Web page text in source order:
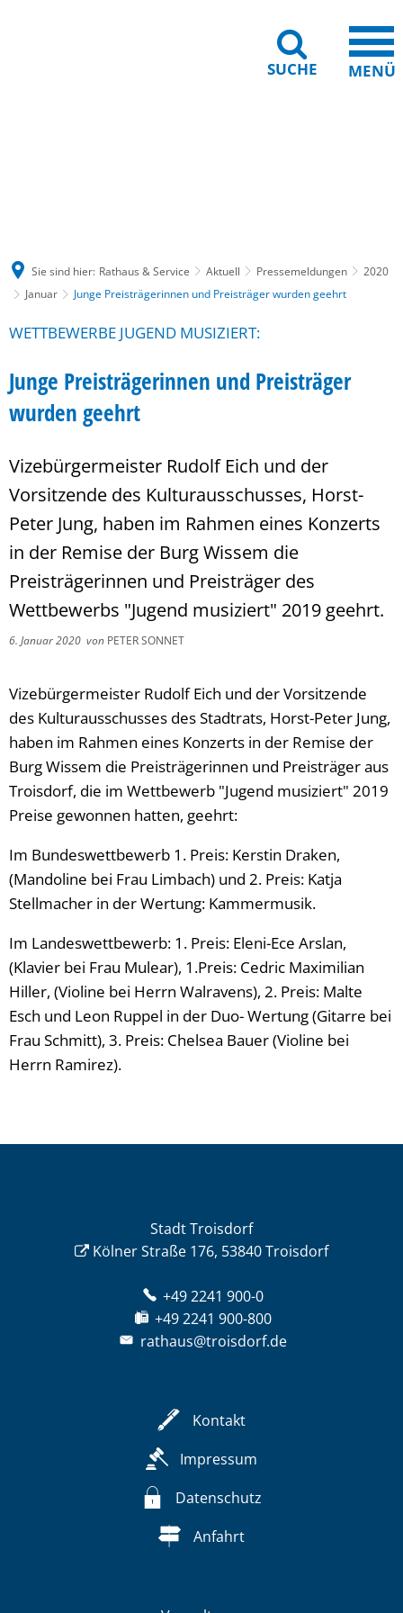
SUCHE MENÜ
Sie sind hier: Rathaus & Service Aktuell Pressemeldungen
2020
Januar
Junge Preisträgerinnen und Preisträger wurden geehrt
WETTBEWERBE JUGEND MUSIZIERT:
Junge Preisträgerinnen und Preisträger
wurden geehrt
Vizebürgermeister Rudolf Eich und der
Vorsitzende des Kulturausschusses, Horst-
Peter Jung, haben im Rahmen eines Konzerts
in der Remise der Burg Wissem die
Preisträgerinnen und Preisträger des
Wettbewerbs "Jugend musiziert" 2019 geehrt.
6. Januar 2020 von PETER SONNET
Vizebürgermeister Rudolf Eich und der Vorsitzende
des Kulturausschusses des Stadtrats, Horst-Peter Jung,
haben im Rahmen eines Konzerts in der Remise der
Burg Wissem die Preisträgerinnen und Preisträger aus
Troisdorf, die im Wettbewerb "Jugend musiziert" 2019
Preise gewonnen hatten, geehrt:
Im Bundeswettbewerb 1. Preis: Kerstin Draken,
(Mandoline bei Frau Limbach) und 2. Preis: Katja
Stellmacher in der Wertung: Kammermusik.
Im Landeswettbewerb: 1. Preis: Eleni-Ece Arslan,
(Klavier bei Frau Mulear), 1.Preis: Cedric Maximilian
Hiller, (Violine bei Herrn Walravens), 2. Preis: Malte
Esch und Leon Ruppel in der Duo- Wertung (Gitarre bei
Frau Schmitt), 3. Preis: Chelsea Bauer (Violine bei
Herrn Ramirez).
Stadt Troisdorf
Kölner Straße 176, 53840 Troisdorf
+49 2241 900-0
+49 2241 900-800
rathaus@troisdorf.de
Kontakt
Impressum
Datenschutz
Anfahrt